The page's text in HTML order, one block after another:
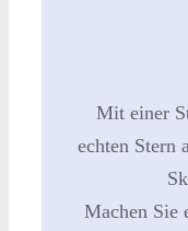
Mit einer
echten Stern
Machen Sie